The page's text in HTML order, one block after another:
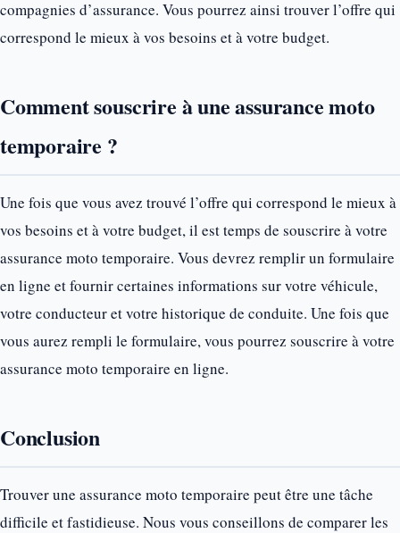
compagnies d’assurance. Vous pourrez ainsi trouver l’offre qui
correspond le mieux à vos besoins et à votre budget.
Comment souscrire à une assurance moto
temporaire ?
Une fois que vous avez trouvé l’offre qui correspond le mieux à
vos besoins et à votre budget, il est temps de souscrire à votre
assurance moto temporaire. Vous devrez remplir un formulaire
en ligne et fournir certaines informations sur votre véhicule,
votre conducteur et votre historique de conduite. Une fois que
vous aurez rempli le formulaire, vous pourrez souscrire à votre
assurance moto temporaire en ligne.
Conclusion
Trouver une assurance moto temporaire peut être une tâche
difficile et fastidieuse. Nous vous conseillons de comparer les